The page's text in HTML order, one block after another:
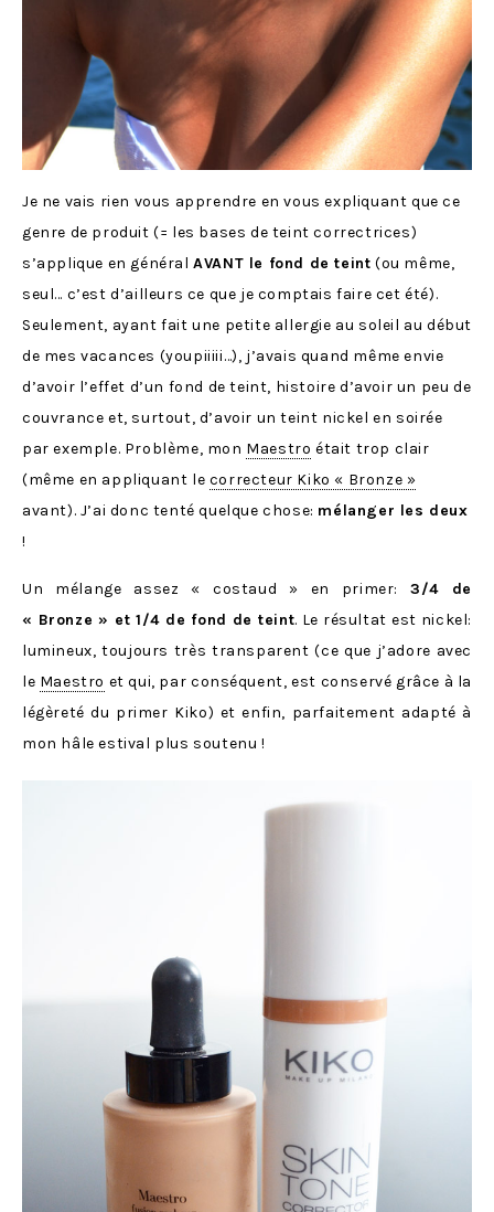
Je ne vais rien vous apprendre en vous expliquant que ce
genre de produit (= les bases de teint correctrices)
s’applique en généralAVANT le fond de teint (ou même,
seul… c’est d’ailleurs ce que je comptais faire cet été).
Seulement, ayant fait une petite allergie au soleil au début
de mes vacances (youpiiiii…), j’avais quand même envie
d’avoir l’effet d’un fond de teint, histoire d’avoir un peu de
couvrance et, surtout, d’avoir un teint nickel en soirée
par exemple. Problème, mon Maestro était trop clair
(même en appliquant le correcteur Kiko « Bronze »
avant). J’ai donc tenté quelque chose: mélanger les deux
!
Un mélange assez « costaud » en primer:3/4 de
« Bronze » et 1/4 de fond de teint. Le résultat est nickel:
lumineux, toujours très transparent (ce que j’adore avec
le Maestro et qui, par conséquent, est conservé grâce à la
légèreté du primer Kiko) et enfin, parfaitement adapté à
mon hâle estival plus soutenu !